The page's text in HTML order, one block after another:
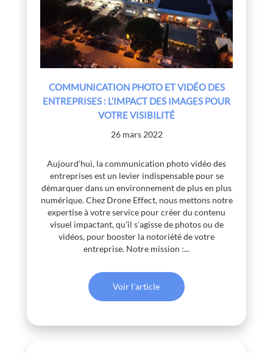
COMMUNICATION PHOTO ET VIDÉO DES
ENTREPRISES : L’IMPACT DES IMAGES POUR
VOTRE VISIBILITÉ
26 mars 2022
Aujourd’hui, la communication photo vidéo des
entreprises est un levier indispensable pour se
démarquer dans un environnement de plus en plus
numérique. Chez Drone Effect, nous mettons notre
expertise à votre service pour créer du contenu
visuel impactant, qu’il s’agisse de photos ou de
vidéos, pour booster la notoriété de votre
entreprise. Notre mission :...
Voir l'article